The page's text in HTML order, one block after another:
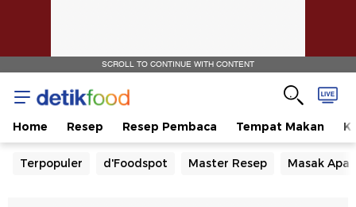
SCROLL TO CONTINUE WITH CONTENT
Home Resep Resep Pembaca Tempat Makan
Terpopuler d'Foodspot Master Resep Masak Apa